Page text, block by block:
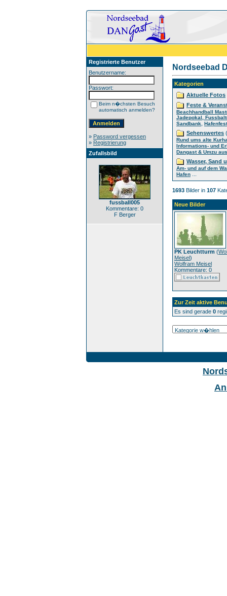
Registrierte Benutzer
Benutzername:
Passwort:
Beim n�chsten Besuch
automatisch anmelden?
» Password vergessen
» Registrierung
Zufallsbild
fussball005
Kommentare: 0
F Berger
Nordseebad
Kategorien
Aktuelle Fotos
Feste &
Beachhandball
Jadepokal,
Sandbank
Sehenswertes
Rund ums alte
Informations- und
Dangast & Umzu
Wasser, Sand
Am- und auf dem
Hafen
1693 Bilder in 107
Neue Bilder
PK Leuchtturm (
Meisel)
Wolfram Meisel
Kommentare: 0
Zur Zeit aktive
Es sind gerade 0